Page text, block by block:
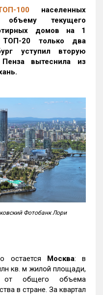
100 населенных
текущего
домов на 1
20 только два
уступил вторую
Пенза вытеснила из
Фотобанк Лори
остается Москва: в
кв. м жилой площади,
от общего объема
в стране. За квартал